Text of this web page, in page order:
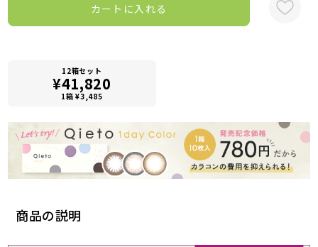
商品の説明
カートに入れる
12箱セット
¥41,820
1箱 ¥3,485